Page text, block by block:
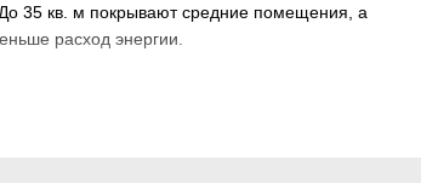
35 кв. м покрывают средние помещения, а
расход энергии.